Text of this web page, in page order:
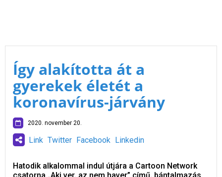
Így alakította át a
gyerekek életét a
koronavírus-járvány
2020. november 20.
Link Twitter Facebook Linkedin
Hatodik alkalommal indul útjára a Cartoon Network